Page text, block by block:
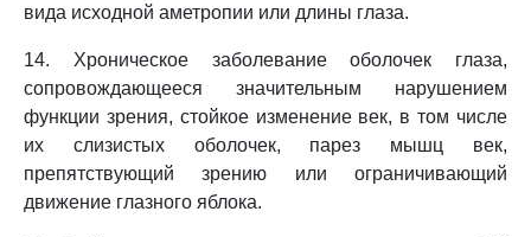
вида исходной аметропии или длины глаза.
14. Хроническое заболевание оболочек глаза,
сопровождающееся значительным нарушением
функции зрения, стойкое изменение век, в том числе
их слизистых оболочек, парез мышц век,
препятствующий зрению или ограничивающий
движение глазного яблока.